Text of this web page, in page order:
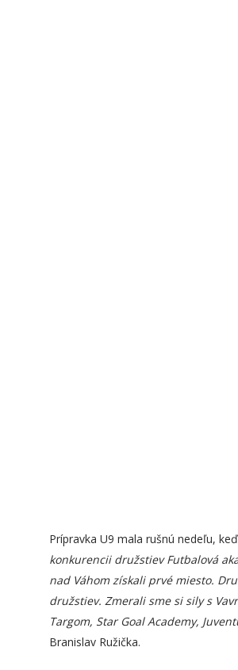
Prípravka U9 mala rušnú nedeľu,
konkurencii družstiev Futbalová
nad Váhom získali prvé miesto.
družstiev. Zmerali sme si sily s
Targom, Star Goal Academy,
Branislav Ružička.